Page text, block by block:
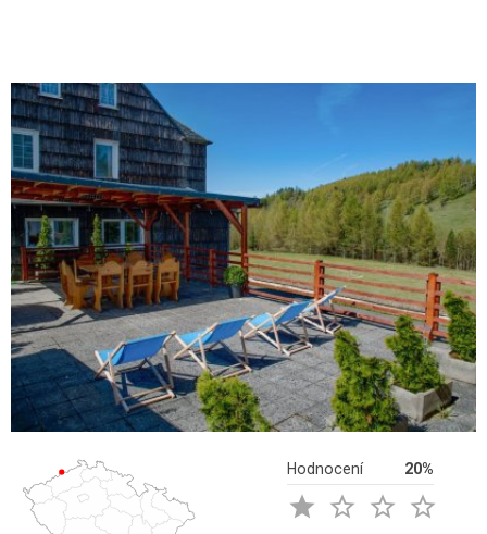
Hodnocení 20%
   